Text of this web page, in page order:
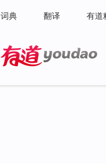
词典 翻译 有道